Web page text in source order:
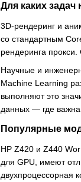
Для каких задач
3D-рендеринг и
со стандартным
рендеринга
Научные и
Machine Learning
выполняют это
данных — где важна
Популярные
HP Z420 и Z440
для GPU, имеют
двухпроцессорная